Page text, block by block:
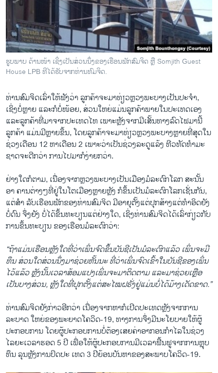
ຮູບພາບ ດ້ານໜ້າ ເຊິ່ງເປັນສ່ວນນຶ່ງຂອງເຮືອນພັກສົມຈິດ ຫຼື Somjith Guest
House LPB ທີໄດ້ຮັບຈາກທ່ານທົມຈິດ.
ທ່ານສົມຈິດເລົ່າໃຫ້ຟັງວ່າ ລູກຄ້າຈະມາທ່ຽວຫຼວງພະບາງເປັນປະຈໍາ,
ເຊິ່ງບໍ່ຫຼາຍ ແລະກໍບໍ່ໜ້ອຍ, ສ່ວນໃຫຍ່ແມ່ນລູກຄ້າພາຍໃນປະເທດເອງ
ແລະລູກຄ້າທີ່ມາຈາກປະເທດໄທ ເພາະຫຼັງຈາກມີເສັ້ນທາງລົດໄຟມານີ້
ລູກຄ້າ ແມ່ນມີຫຼາຍຂຶ້ນ, ໂດຍລູກຄ້າຈະມາທ່ຽວຫຼວງພະບາງຫຼາຍທີ່ສຸດໃນ
ຊ່ວງເດືອນ 12 ຫາເດືອນ 2 ເພາະວ່າເປັນຊ່ວງລະດູແລ້ງ ທີວທັດທໍາມະ
ຊາດຈະດີກວ່າ ການໄປມາກໍງ່າຍກວ່າ.
ຢ່າງໃດກໍຕາມ, ເນື່ອງຈາກຫຼວງພະບາງເປັນເມືອງມໍລະດົກໂລກ ສະນັ້ນ
ອາ ຄານຕ່າງໆທີ່ຢູ່ໃນໂຕເມືອງຫຼາຍຫຼັງ ກໍຂຶ້ນເປັນມໍລະດົກໂລກເຊັ່ນກັນ,
ແຕ່ສໍາ ລັບເຮືອນພັກຂອງທ່ານສົມຈິດ ມີອາຍຸຕັ້ງແຕ່ປຸກສ້າງແຕ່ທໍາອິດຍັງ
ບໍ່ດົນ ຈຶ່ງຍັງ ບໍ່ໄດ້ຂຶ້ນທະບຽນແຕ່ຢ່າງໃດ, ເຊິ່ງທ່ານສົມຈິດໄດ້ເລົ່າກ່ຽວກັບ
ການຂຶ້ນທະບຽນ ຂອງເຮືອນມໍລະດົກວ່າ:
“ຖ້າແມ່ນເຮືອນຫຼັງໃດທີ່ວ່າເພິ່ນຈົດຂຶ້ນບັນຊີເປັນມໍລະດົກແລ້ວ ເພິ່ນຈະມີ
ທຶນ ສ່ວນໃດສ່ວນນຶ່ງມາຊ່ວຍຫັ້ນນະ ທີ່ວ່າເພິ່ນຈົດເຂົ້າໃນບັນຊີຂອງເພິ່ນ
ໄວ້ແລ້ວ ຫຼັງນັ້ນເວລາສ້ອມແປງເພິ່ນຈະມາຕິດຕາມ ແລະມາຊ່ວຍເຫຼືອ
ເປັນບາງສ່ວນ, ຫຼັງໃດທີ່ປຸກຕັ້ງແຕ່ສະໄໝຝຣັ່ງຢູ່ແມ່ນບໍ່ໄດ້ມ້າງເດັດຂາດ.”
ທ່ານສົມຈິດຍັງກ່າວອີກວ່າ ເນື່ອງຈາກຫາກໍເປີດປະເທດຫຼັງຈາກການ
ລະບາດ ໃຫຍ່ຂອງພະຍາດໂຄວິດ-19, ທາງການຈຶ່ງມີນະໂຍບາຍໃຫ້ຜູ້
ປະກອບການ ໂດຍຜູ້ປະກອບການບໍ່ຕ້ອງເສຍຄ່າອາກອນກໍາໄລໃນຊ່ວງ
ໄລຍະເວລາຮອດ 5 ປີ ເພື່ອໃຫ້ຜູ້ປະກອບການມີເວລາຟື້ນຟູຈາກການຫຼຸບ
ທຶນ ລຸນຫຼັງການປິດປະ ເທດ 3 ປີຍ້ອນບັນຫາຂອງສະພາບໂຄວິດ-19.